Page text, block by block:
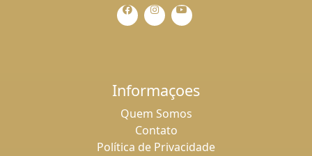
Informaçoes
Quem Somos
Contato
Política de Privacidade